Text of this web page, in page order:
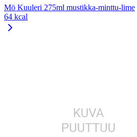
Mö Kuuleri 275ml mustikka-minttu-lime
64 kcal